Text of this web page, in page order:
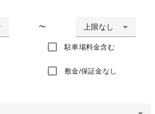
〜 上限なし
駐車場料金含む
敷金/保証金なし